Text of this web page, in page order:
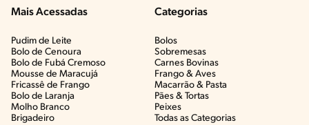
Mais Acessadas
Pudim de Leite
Bolo de Cenoura
Bolo de Fubá Cremoso
Mousse de Maracujá
Fricassê de Frango
Bolo de Laranja
Molho Branco
Brigadeiro
Categorias
Bolos
Sobremesas
Carnes Bovinas​
Frango & Aves​
Macarrão & Pasta​
Pães & Tortas​
Peixes
Todas as Categorias